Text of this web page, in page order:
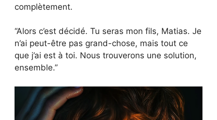
complètement.
“Alors c’est décidé. Tu seras mon fils, Matias. Je
n’ai peut-être pas grand-chose, mais tout ce
que j’ai est à toi. Nous trouverons une solution,
ensemble.”